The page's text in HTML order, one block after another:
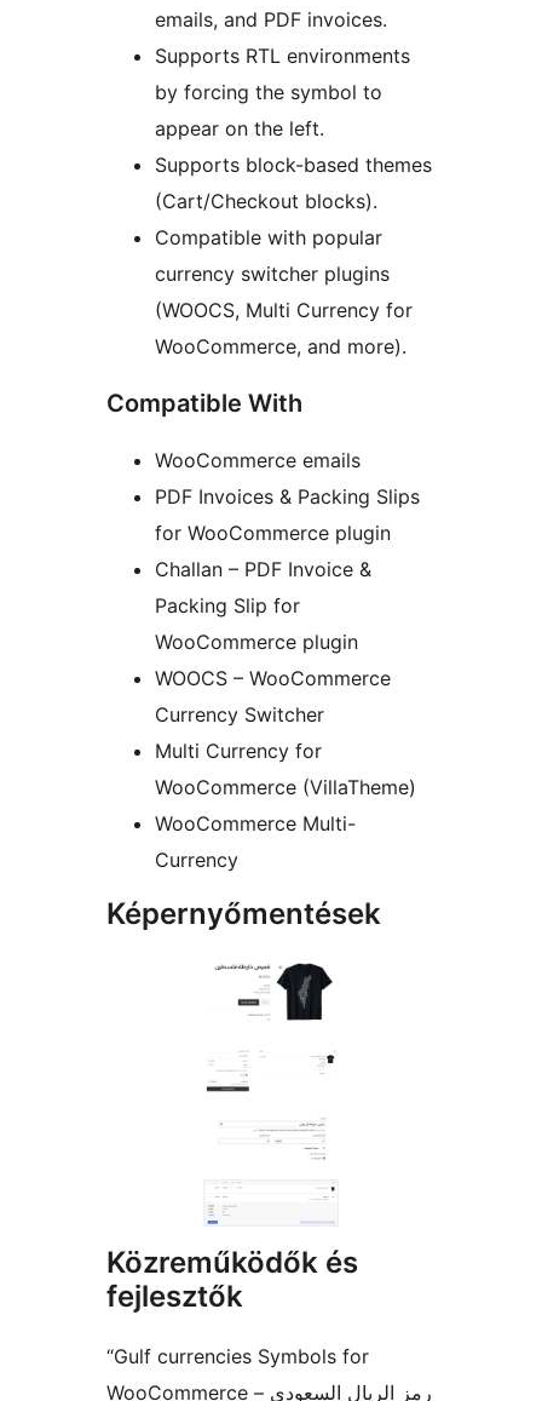
emails, and PDF invoices.
Supports RTL environments
by forcing the symbol to
appear on the left.
Supports block-based themes
(Cart/Checkout blocks).
Compatible with popular
currency switcher plugins
(WOOCS, Multi Currency for
WooCommerce, and more).
Compatible With
WooCommerce emails
PDF Invoices & Packing Slips
for WooCommerce plugin
Challan – PDF Invoice &
Packing Slip for
WooCommerce plugin
WOOCS – WooCommerce
Currency Switcher
Multi Currency for
WooCommerce (VillaTheme)
WooCommerce Multi-
Currency
Képernyőmentések
Közreműködők és
fejlesztők
“Gulf currencies Symbols for
WooCommerce – رمز الريال السعودي